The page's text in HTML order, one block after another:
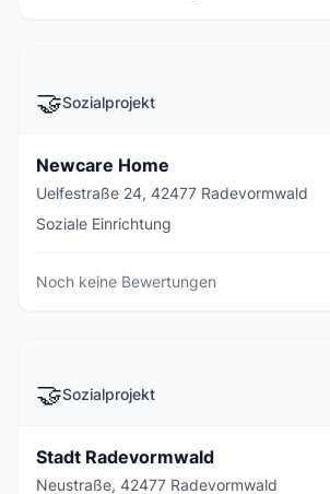
🤝Sozialprojekt
Newcare Home
Uelfestraße 24, 42477 Radevormwald
Soziale Einrichtung
Noch keine Bewertungen
🤝Sozialprojekt
Stadt Radevormwald
Neustraße, 42477 Radevormwald